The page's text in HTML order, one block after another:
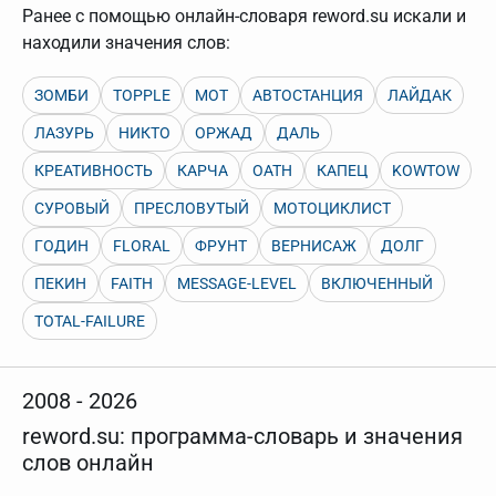
нужно будет нажать на кнопку "Найти".
Для более сложных случаев существует возможность
указывать несколько слов в запросе. Например, если
написать в строке запроса "Пушкин поэт" и нажать
"Найти", выведутся все словарные статьи о поэте
Пушкине, но не о городе.
В сложных запросах тоже могут присутствовать
неизвестные буквы. Например, в кроссворде есть
слово "***м***ов", в задании "русский поэт 19 века".
Пишем в Reword первым словом "***м***ов", далее
через пробел "поэт". Получается "***м***ов поэт" (без
кавычек). Нажимаем "Найти" и получаем статью
"Лермонтов" и не только.
Порядок словарей можно изменять, перетаскивая
словарь вверх или вниз за прямоугольник слева от
названия словаря. Также можно выключать ненужные
словари.
Ранее с помощью онлайн-словаря reword.su искали и
находили значения слов:
ЗОМБИ TOPPLE МОТ АВТОСТАНЦИЯ ЛАЙДАК
ЛАЗУРЬ НИКТО ОРЖАД ДАЛЬ
КРЕАТИВНОСТЬ КАРЧА OATH КАПЕЦ KOWTOW
СУРОВЫЙ ПРЕСЛОВУТЫЙ МОТОЦИКЛИСТ
ГОДИН FLORAL ФРУНТ ВЕРНИСАЖ ДОЛГ
ПЕКИН FAITH MESSAGE-LEVEL ВКЛЮЧЕННЫЙ
TOTAL-FAILURE
2008 - 2026
reword.su: программа-словарь и значения
слов онлайн